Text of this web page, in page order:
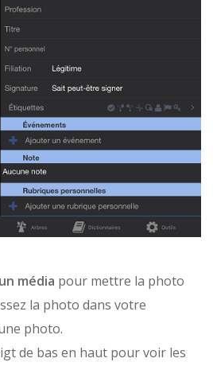
média pour mettre la photo
la photo dans votre
photo.
de bas en haut pour voir les